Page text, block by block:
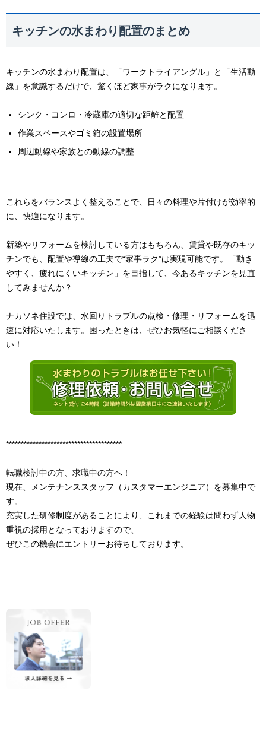
キッチンの水まわり配置のまとめ
キッチンの水まわり配置は、「ワークトライアングル」と「生活動
線」を意識するだけで、驚くほど家事がラクになります。
シンク・コンロ・冷蔵庫の適切な距離と配置
作業スペースやゴミ箱の設置場所
周辺動線や家族との動線の調整
これらをバランスよく整えることで、日々の料理や片付けが効率的
に、快適になります。
新築やリフォームを検討している方はもちろん、賃貸や既存のキッ
チンでも、配置や導線の工夫で“家事ラク”は実現可能です。
「動き
やすく、疲れにくいキッチン」を目指して、今あるキッチンを見直
してみませんか？
ナカソネ住設では、水回りトラブルの点検・修理・リフォームを迅
速に対応いたします。困ったときは、ぜひお気軽にご相談くださ
い！
***************************************
転職検討中の方、求職中の方へ！
現在、メンテナンススタッフ（カスタマーエンジニア）を募集中で
す。
充実した研修制度があることにより、これまでの経験は問わず人物
重視の採用となっておりますので、
ぜひこの機会にエントリーお待ちしております。